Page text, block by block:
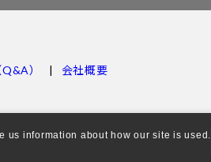
） 会社概要
us information about how our site is used.